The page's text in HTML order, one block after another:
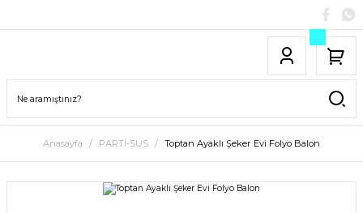
Anasayfa PARTİ-SÜS Toptan Ayaklı Şeker Evi Folyo Balon